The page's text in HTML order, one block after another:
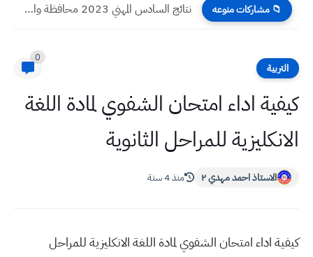
📁 مشاركات منوعه نتائج السادس المهني 2023 محافظة واسط الدور الاول
التربية
0
كيفية اداء امتحان الشفوي لمادة اللغة
الانكليزية للمراحل الثانوية
الاستاذ احمد مهدي ٢ منذ 4 سنة
كيفية اداء امتحان الشفوي لمادة اللغة الانكليزية للمراحل